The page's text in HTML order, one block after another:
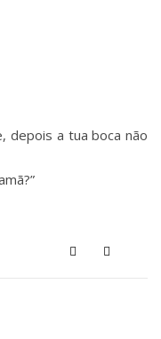
depois a tua boca não